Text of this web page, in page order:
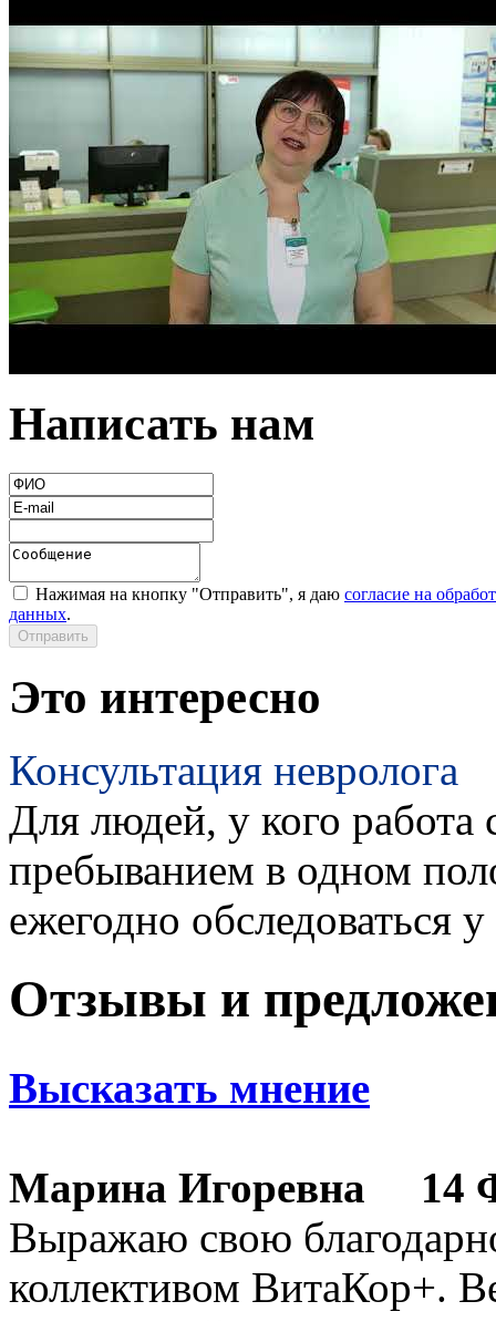
Написать нам
Нажимая на кнопку "Отправить", я даю согласие на
данных.
Это интересно
Консультация невролога
Для людей, у кого работа
пребыванием в одном
ежегодно обследоваться
Отзывы и
Высказать мнение
Марина Игоревна
14
Выражаю свою
коллективом ВитаКор+.